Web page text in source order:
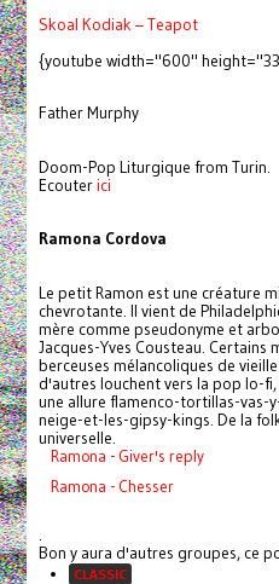
Skoal Kodiak – Teapot
{youtube width="600"
Father Murphy
Doom-Pop Liturgique from Turin.
Ecouterici
Ramona Cordova
Le petit Ramon est une créature
chevrotante. Il vient de
mère comme pseudonyme et
Jacques-Yves Cousteau. Certains
berceuses mélancoliques de
d'autres louchent vers la pop lo-
une allure flamenco-tortillas-vas-
neige-et-les-gipsy-kings. De la
universelle.
Ramona - Giver's reply
Ramona - Chesser
.
Bon y aura d'autres groupes, ce
CLASSIC